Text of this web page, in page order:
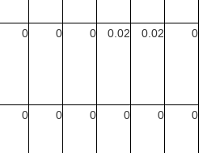
0 0 0 0.02 0.02 0
0 0 0 0 0 0